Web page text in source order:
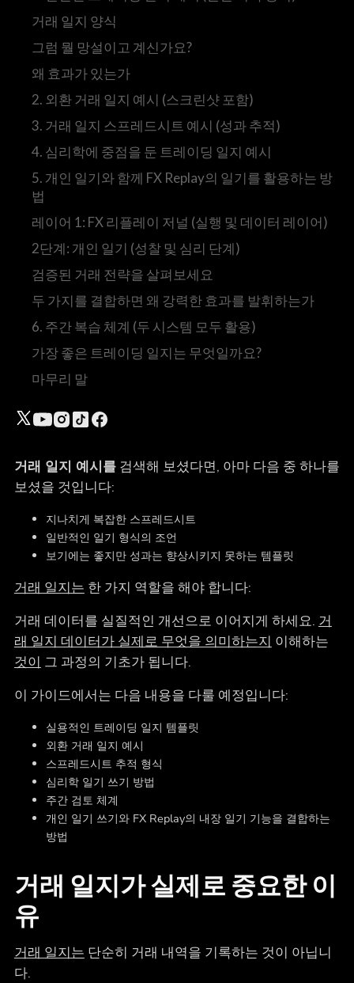
거래 일지 예시를검색해 보셨다면, 아마 다음 중 하나를
보셨을 것입니다:
지나치게 복잡한 스프레드시트
일반적인 일기 형식의 조언
보기에는 좋지만 성과는 향상시키지 못하는 템플릿
거래 일지는 한 가지 역할을 해야 합니다:
거래 데이터를 실질적인 개선으로 이어지게 하세요. 거
래 일지 데이터가 실제로 무엇을 의미하는지 이해하는
것이 그 과정의 기초가 됩니다.
이 가이드에서는 다음 내용을 다룰 예정입니다:
실용적인 트레이딩 일지 템플릿
외환 거래 일지 예시
스프레드시트 추적 형식
심리학 일기 쓰기 방법
주간 검토 체계
개인 일기 쓰기와 FX Replay의 내장 일기 기능을 결합하는
방법
거래 일지가 실제로 중요한 이
유
거래 일지는 단순히 거래 내역을 기록하는 것이 아닙니
다.
거래 일지 양식
그럼 뭘 망설이고 계신가요?
왜 효과가 있는가
2. 외환 거래 일지 예시 (스크린샷 포함)
3. 거래 일지 스프레드시트 예시 (성과 추적)
4. 심리학에 중점을 둔 트레이딩 일지 예시
5. 개인 일기와 함께 FX Replay의 일기를 활용하는 방
법
레이어 1: FX 리플레이 저널 (실행 및 데이터 레이어)
2단계: 개인 일기 (성찰 및 심리 단계)
검증된 거래 전략을 살펴보세요
두 가지를 결합하면 왜 강력한 효과를 발휘하는가
6. 주간 복습 체계 (두 시스템 모두 활용)
가장 좋은 트레이딩 일지는 무엇일까요?
마무리 말